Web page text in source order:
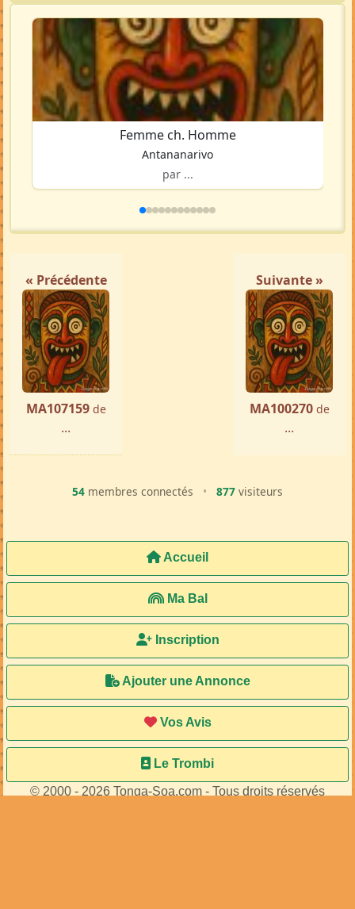
Femme ch. Homme
Antananarivo
par ...
« Précédente
MA107159 de
...
Suivante »
MA100270 de
...
54 membres connectés • 877 visiteurs
Accueil
Ma Bal
Inscription
Ajouter une Annonce
Vos Avis
Le Trombi
© 2000 - 2026 Tonga-Soa.com - Tous droits réservés